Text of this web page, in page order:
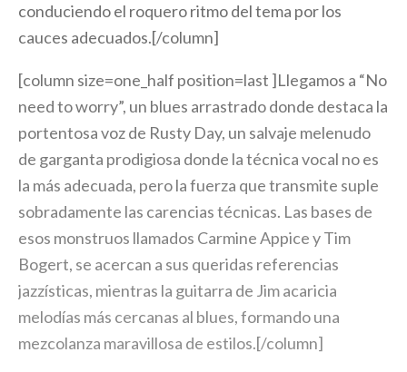
conduciendo el roquero ritmo del tema por los
cauces adecuados.[/column]
[column size=one_half position=last ]Llegamos a “No
need to worry”, un blues arrastrado donde destaca la
portentosa voz de Rusty Day, un salvaje melenudo
de garganta prodigiosa donde la técnica vocal no es
la más adecuada, pero la fuerza que transmite suple
sobradamente las carencias técnicas. Las bases de
esos monstruos llamados Carmine Appice y Tim
Bogert, se acercan a sus queridas referencias
jazzísticas, mientras la guitarra de Jim acaricia
melodías más cercanas al blues, formando una
mezcolanza maravillosa de estilos.[/column]